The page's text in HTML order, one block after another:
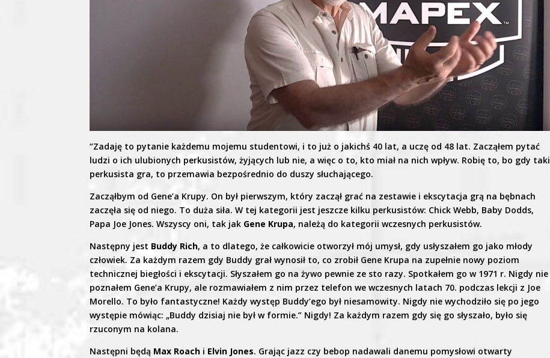
“Zadaję to pytanie każdemu mojemu studentowi, i to już o jakichś 40 lat, a uczę od 48 lat. Zacząłem pytać
ludzi o ich ulubionych perkusistów, żyjących lub nie, a więc o to, kto miał na nich wpływ. Robię to, bo gdy taki
perkusista gra, to przemawia bezpośrednio do duszy słuchającego.
Zacząłbym od Gene’a Krupy. On był pierwszym, który zaczął grać na zestawie i ekscytacja grą na bębnach
zaczęła się od niego. To duża siła. W tej kategorii jest jeszcze kilku perkusistów: Chick Webb, Baby Dodds,
Papa Joe Jones. Wszyscy oni, tak jak Gene Krupa, należą do kategorii wczesnych perkusistów.
Następny jest Buddy Rich, a to dlatego, że całkowicie otworzył mój umysł, gdy usłyszałem go jako młody
człowiek. Za każdym razem gdy Buddy grał wynosił to, co zrobił Gene Krupa na zupełnie nowy poziom
technicznej biegłości i ekscytacji. Słyszałem go na żywo pewnie ze sto razy. Spotkałem go w 1971 r. Nigdy nie
poznałem Gene’a Krupy, ale rozmawiałem z nim przez telefon we wczesnych latach 70. podczas lekcji z Joe
Morello. To było fantastyczne! Każdy występ Buddy’ego był niesamowity. Nigdy nie wychodziło się po jego
występie mówiąc: „Buddy dzisiaj nie był w formie.” Nigdy! Za każdym razem gdy się go słyszało, było się
rzuconym na kolana.
Następni będą Max Roach i Elvin Jones. Grając jazz czy bebop nadawali danemu pomysłowi otwarty